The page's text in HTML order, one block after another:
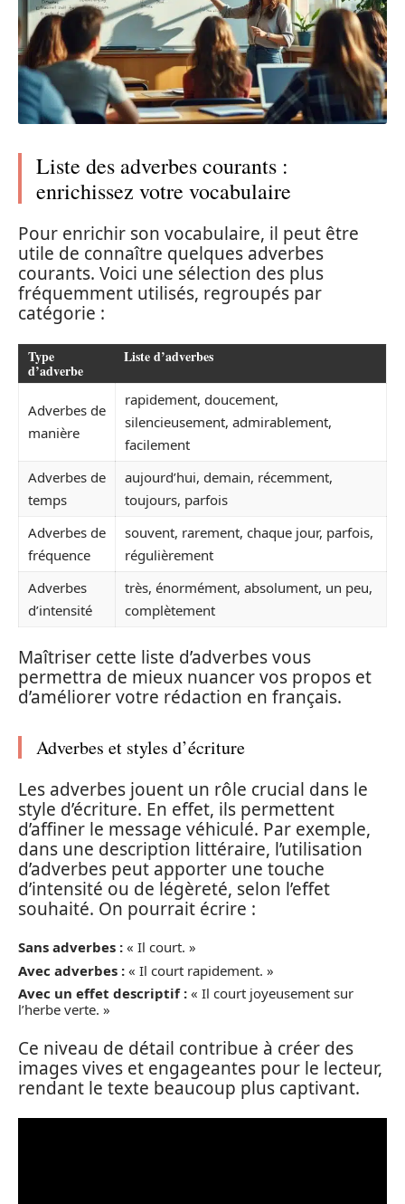
Liste des adverbes courants :
enrichissez votre vocabulaire
Pour enrichir son vocabulaire, il peut être
utile de connaître quelques adverbes
courants. Voici une sélection des plus
fréquemment utilisés, regroupés par
catégorie :
Type
d’adverbe
Liste d’adverbes
Adverbes de
manière
rapidement, doucement,
silencieusement, admirablement,
facilement
Adverbes de
temps
aujourd’hui, demain, récemment,
toujours, parfois
Adverbes de
fréquence
souvent, rarement, chaque jour, parfois,
régulièrement
Adverbes
d’intensité
très, énormément, absolument, un peu,
complètement
Maîtriser cette liste d’adverbes vous
permettra de mieux nuancer vos propos et
d’améliorer votre rédaction en français.
Adverbes et styles d’écriture
Les adverbes jouent un rôle crucial dans le
style d’écriture. En effet, ils permettent
d’affiner le message véhiculé. Par exemple,
dans une description littéraire, l’utilisation
d’adverbes peut apporter une touche
d’intensité ou de légèreté, selon l’effet
souhaité. On pourrait écrire :
Sans adverbes : « Il court. »
Avec adverbes : « Il court rapidement. »
Avec un effet descriptif : « Il court joyeusement sur
l’herbe verte. »
Ce niveau de détail contribue à créer des
images vives et engageantes pour le lecteur,
rendant le texte beaucoup plus captivant.